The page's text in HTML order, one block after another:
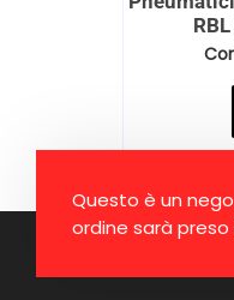
Questo è un
ordine sarà
Copyright